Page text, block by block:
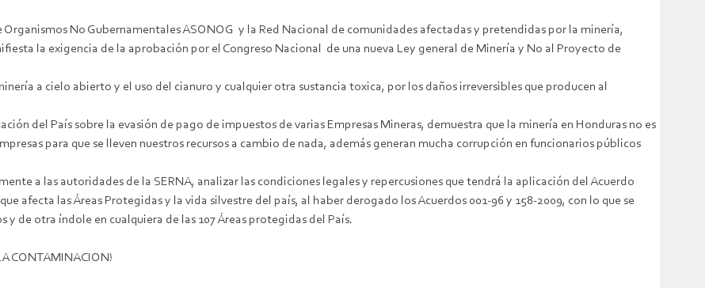
Organismos No Gubernamentales ASONOG y la Red Nacional de comunidades afectadas y pretendidas por la minería,
la exigencia de la aprobación por el Congreso Nacional de una nueva Ley general de Minería y No al Proyecto de
a cielo abierto y el uso del cianuro y cualquier otra sustancia toxica, por los daños irreversibles que producen al
del País sobre la evasión de pago de impuestos de varias Empresas Mineras, demuestra que la minería en Honduras no es
para que se lleven nuestros recursos a cambio de nada, además generan mucha corrupción en funcionarios públicos
a las autoridades de la SERNA, analizar las condiciones legales y repercusiones que tendrá la aplicación del Acuerdo
afecta las Áreas Protegidas y la vida silvestre del país, al haber derogado los Acuerdos 001-96 y 158-2009, con lo que se
de otra índole en cualquiera de las 107 Áreas protegidas del País.
CONTAMINACION!